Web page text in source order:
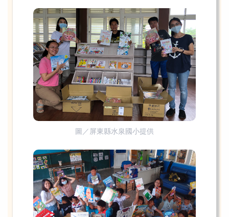
圖／屏東縣水泉國小提供